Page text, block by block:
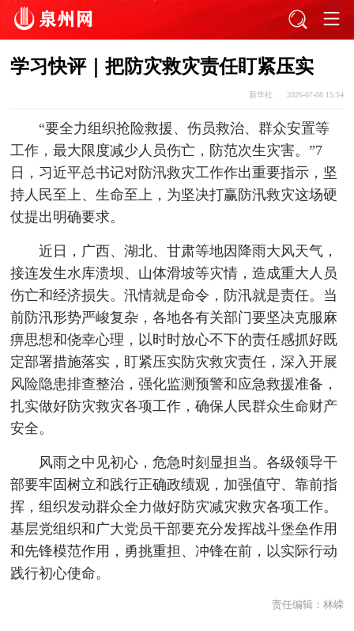
学习快评｜把防灾救灾责任盯紧压实
新华社 2026-07-08 15:54
“要全力组织抢险救援、伤员救治、群众安置等
工作，最大限度减少人员伤亡，防范次生灾害。”7
日，习近平总书记对防汛救灾工作作出重要指示，坚
持人民至上、生命至上，为坚决打赢防汛救灾这场硬
仗提出明确要求。
近日，广西、湖北、甘肃等地因降雨大风天气，
接连发生水库溃坝、山体滑坡等灾情，造成重大人员
伤亡和经济损失。汛情就是命令，防汛就是责任。当
前防汛形势严峻复杂，各地各有关部门要坚决克服麻
痹思想和侥幸心理，以时时放心不下的责任感抓好既
定部署措施落实，盯紧压实防灾救灾责任，深入开展
风险隐患排查整治，强化监测预警和应急救援准备，
扎实做好防灾救灾各项工作，确保人民群众生命财产
安全。
风雨之中见初心，危急时刻显担当。各级领导干
部要牢固树立和践行正确政绩观，加强值守、靠前指
挥，组织发动群众全力做好防灾减灾救灾各项工作。
基层党组织和广大党员干部要充分发挥战斗堡垒作用
和先锋模范作用，勇挑重担、冲锋在前，以实际行动
践行初心使命。
责任编辑： 林嵘